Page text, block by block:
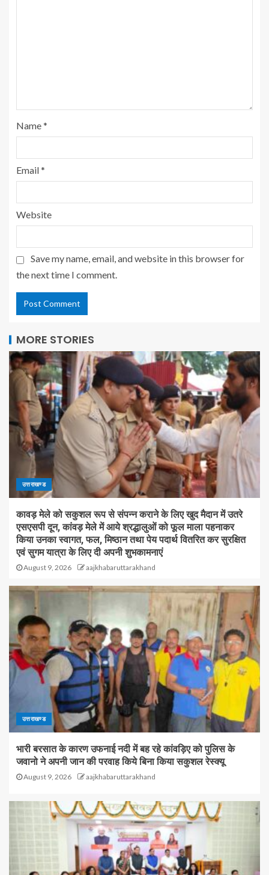
Name*
Email*
Website
Save my name, email, and website in this browser for
the next time I comment.
MORE STORIES
उत्तराखण्ड
कावड़ मेले को सकुशल रूप से संपन्न कराने के लिए खुद मैदान में उतरे
एसएसपी दून, कांवड़ मेले में आये श्रद्धालुओं को फूल माला पहनाकर
किया उनका स्वागत, फल, मिष्ठान तथा पेय पदार्थ वितरित कर सुरक्षित
एवं सुगम यात्रा के लिए दी अपनी शुभकामनाएं
August 9, 2026 aajkhabaruttarakhand
उत्तराखण्ड
भारी बरसात के कारण उफनाई नदी में बह रहे कांवड़िए को पुलिस के
जवानो ने अपनी जान की परवाह किये बिना किया सकुशल रेस्क्यू
August 9, 2026 aajkhabaruttarakhand